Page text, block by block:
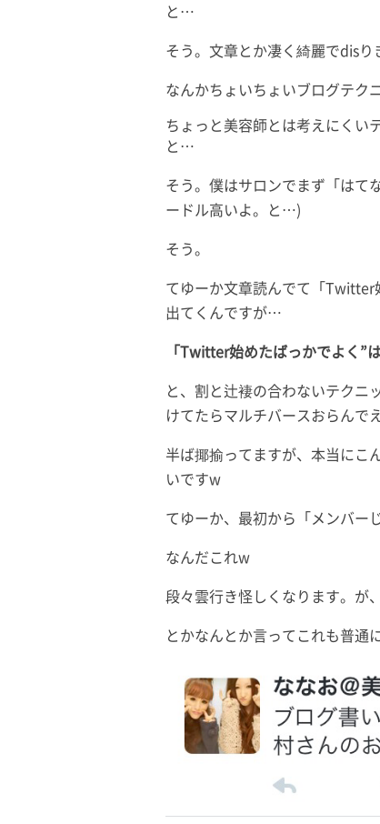
と…
そう。文章とか凄く綺麗でdis
なんかちょいちょいブログテク
ちょっと美容師とは考えにくい
と…
そう。僕はサロンでまず「はて
ードル高いよ。と…)
そう。
てゆーか文章読んでて「Twitter
出てくんですが…
「Twitter始めたばっかでよく”
と、割と辻褄の合わないテクニ
けてたらマルチバースおらんで
半ば揶揄ってますが、本当にこ
いですw
てゆーか、最初から「メンバー
なんだこれw
段々雲行き怪しくなります。が
とかなんとか言ってこれも普